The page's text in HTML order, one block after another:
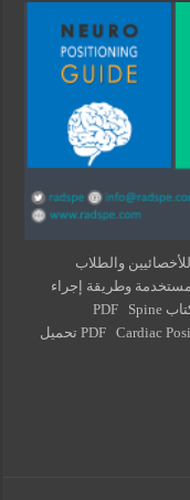
والطلاب
وطريقة إجراء
الفحوصات Neuro Positioning Guide تحميل الكتاب PDF Spine
Positioning Guide تحميل الكتاب PDF Cardiac Positioning Guide تحميل